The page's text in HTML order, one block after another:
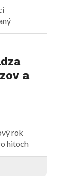
a
rok
hitoch